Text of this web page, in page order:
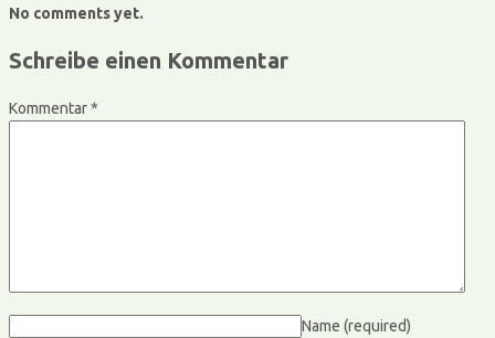
No comments yet.
Schreibe einen Kommentar
Kommentar*
Name (required)